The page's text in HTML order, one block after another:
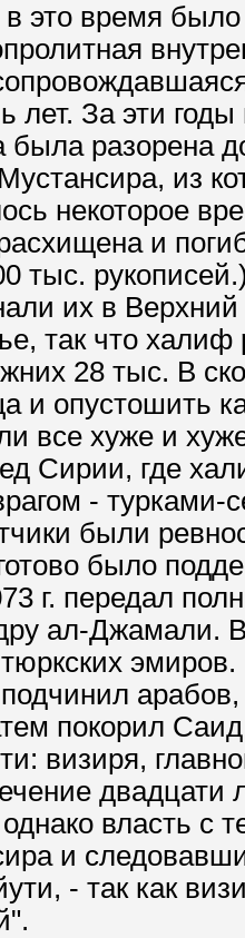
это время
лет. За эти годы
была разорена
из
некоторое
и
тыс.
их в
так что
28 тыс. В
и опустошить
все хуже и
Сирии, где
- турками-
были
было
г. передал
ал-Джамали.
покорил
визиря,
двадцати
власть с
и
- так как